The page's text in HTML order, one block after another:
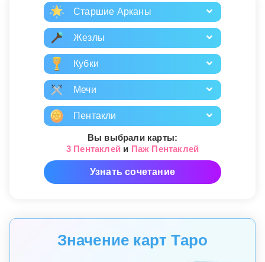
Старшие Арканы
Жезлы
Кубки
Мечи
Пентакли
Вы выбрали карты:
3 Пентаклейи Паж Пентаклей
Узнать сочетание
Значение карт Таро